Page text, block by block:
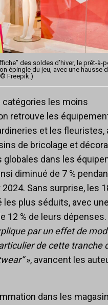
des soldes d’hiver, le prêt-à-
épingle du jeu, avec une hausse
Freepik.)
catégories les moins
retrouve les
et les fleuristes,
de bricolage et
globales dans les
diminué de 7 %
2024. Sans surprise, les
les plus séduits, avec une
12 % de leurs dépenses.
par un effet de
de cette tranche
», avancent les
dans les